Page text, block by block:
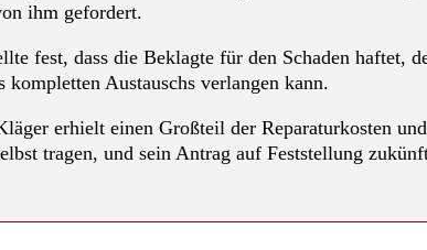
ihm gefordert.
fest, dass die Beklagte für den Schaden haftet,
Austauschs verlangen kann.
erhielt einen Großteil der Reparaturkosten
tragen, und sein Antrag auf Feststellung